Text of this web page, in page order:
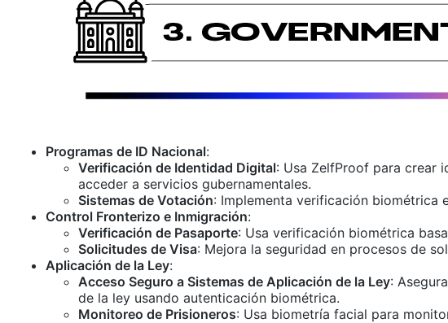
Programas de ID Nacional:
Verificación de Identidad Digital: Usa ZelfProof para crear
acceder a servicios gubernamentales.
Sistemas de Votación: Implementa verificación biométrica
Control Fronterizo e Inmigración:
Verificación de Pasaporte: Usa verificación biométrica
Solicitudes de Visa: Mejora la seguridad en procesos de
Aplicación de la Ley:
Acceso Seguro a Sistemas de Aplicación de la Ley:
de la ley usando autenticación biométrica.
Monitoreo de Prisioneros: Usa biometría facial para